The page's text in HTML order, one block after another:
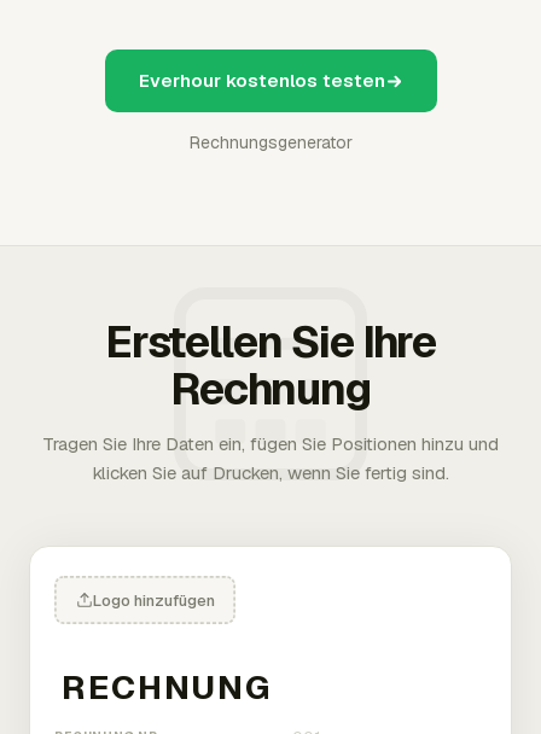
Everhour kostenlos testen
Rechnungsgenerator
Erstellen Sie Ihre
Rechnung
Tragen Sie Ihre Daten ein, fügen Sie Positionen hinzu und
klicken Sie auf Drucken, wenn Sie fertig sind.
Logo hinzufügen